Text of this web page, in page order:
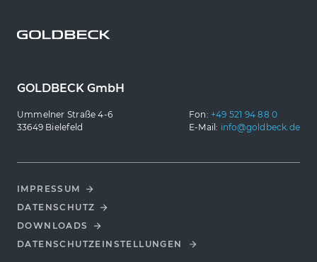
GOLDBECK GmbH
Ummelner Straße 4-6
33649 Bielefeld
Fon: +49 521 94 88 0
E-Mail: info@goldbeck.de
IMPRESSUM
DATENSCHUTZ
DOWNLOADS
DATENSCHUTZ­EINSTELLUNGEN